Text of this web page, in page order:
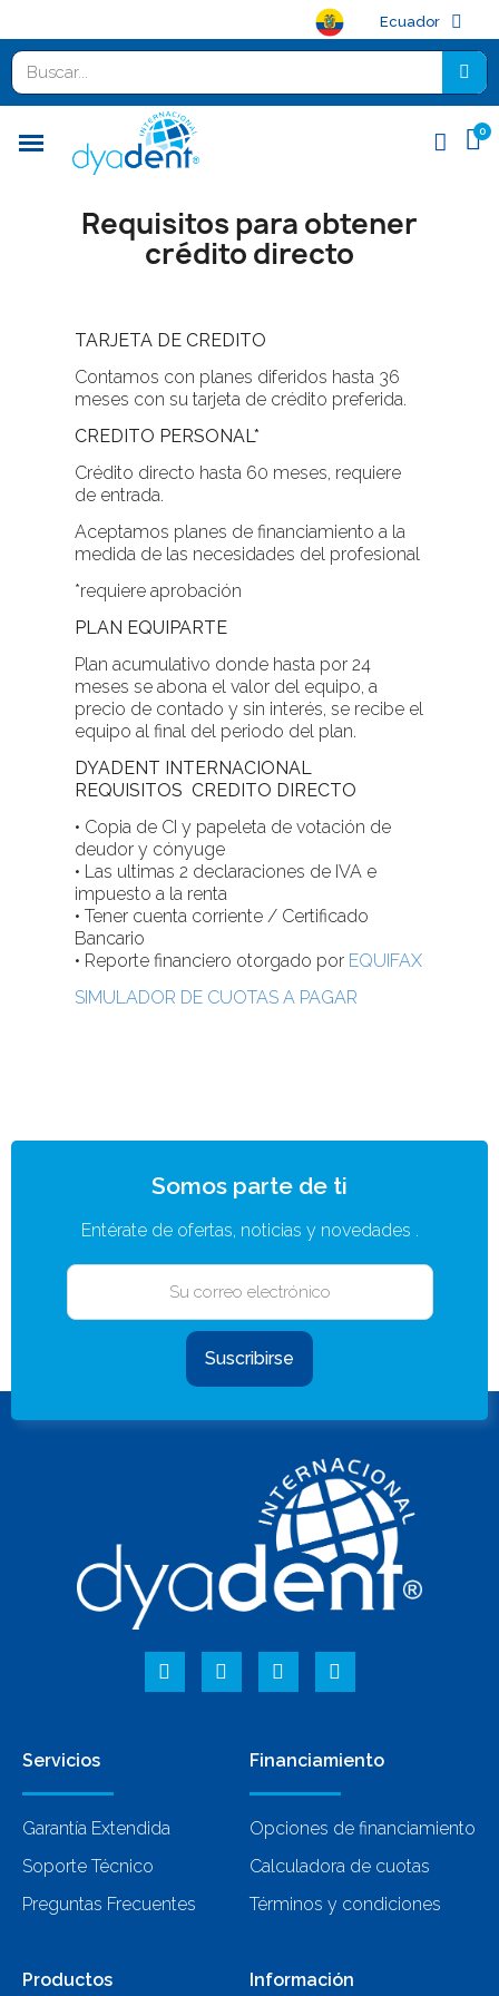
Ecuador
Requisitos para obtener
crédito directo
TARJETA DE CREDITO
Contamos con planes diferidos hasta 36
meses con su tarjeta de crédito preferida.
CREDITO PERSONAL*
Crédito directo hasta 60 meses, requiere
de entrada.
Aceptamos planes de financiamiento a la
medida de las necesidades del profesional
*requiere aprobación
PLAN EQUIPARTE
Plan acumulativo donde hasta por 24
meses se abona el valor del equipo, a
precio de contado y sin interés, se recibe el
equipo al final del periodo del plan.
DYADENT INTERNACIONAL
REQUISITOS CREDITO DIRECTO
• Copia de CI y papeleta de votación de
deudor y cónyuge
• Las ultimas 2 declaraciones de IVA e
impuesto a la renta
• Tener cuenta corriente / Certificado
Bancario
• Reporte financiero otorgado por EQUIFAX
SIMULADOR DE CUOTAS A PAGAR
Somos parte de ti
Entérate de ofertas, noticias y novedades .
Suscribirse
Servicios
Garantía Extendida
Soporte Técnico
Preguntas Frecuentes
Financiamiento
Opciones de financiamiento
Calculadora de cuotas
Términos y condiciones
Productos Información